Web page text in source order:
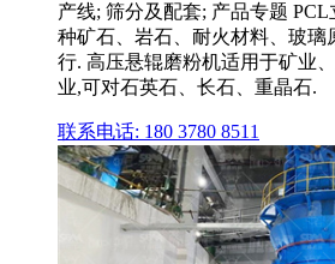
产线; 筛分及配套; 产品专题
种矿石、岩石、耐火材料、玻璃
行. 高压悬辊磨粉机适用于矿业
业,可对石英石、长石、重晶石.
联系电话: 180 3780 8511